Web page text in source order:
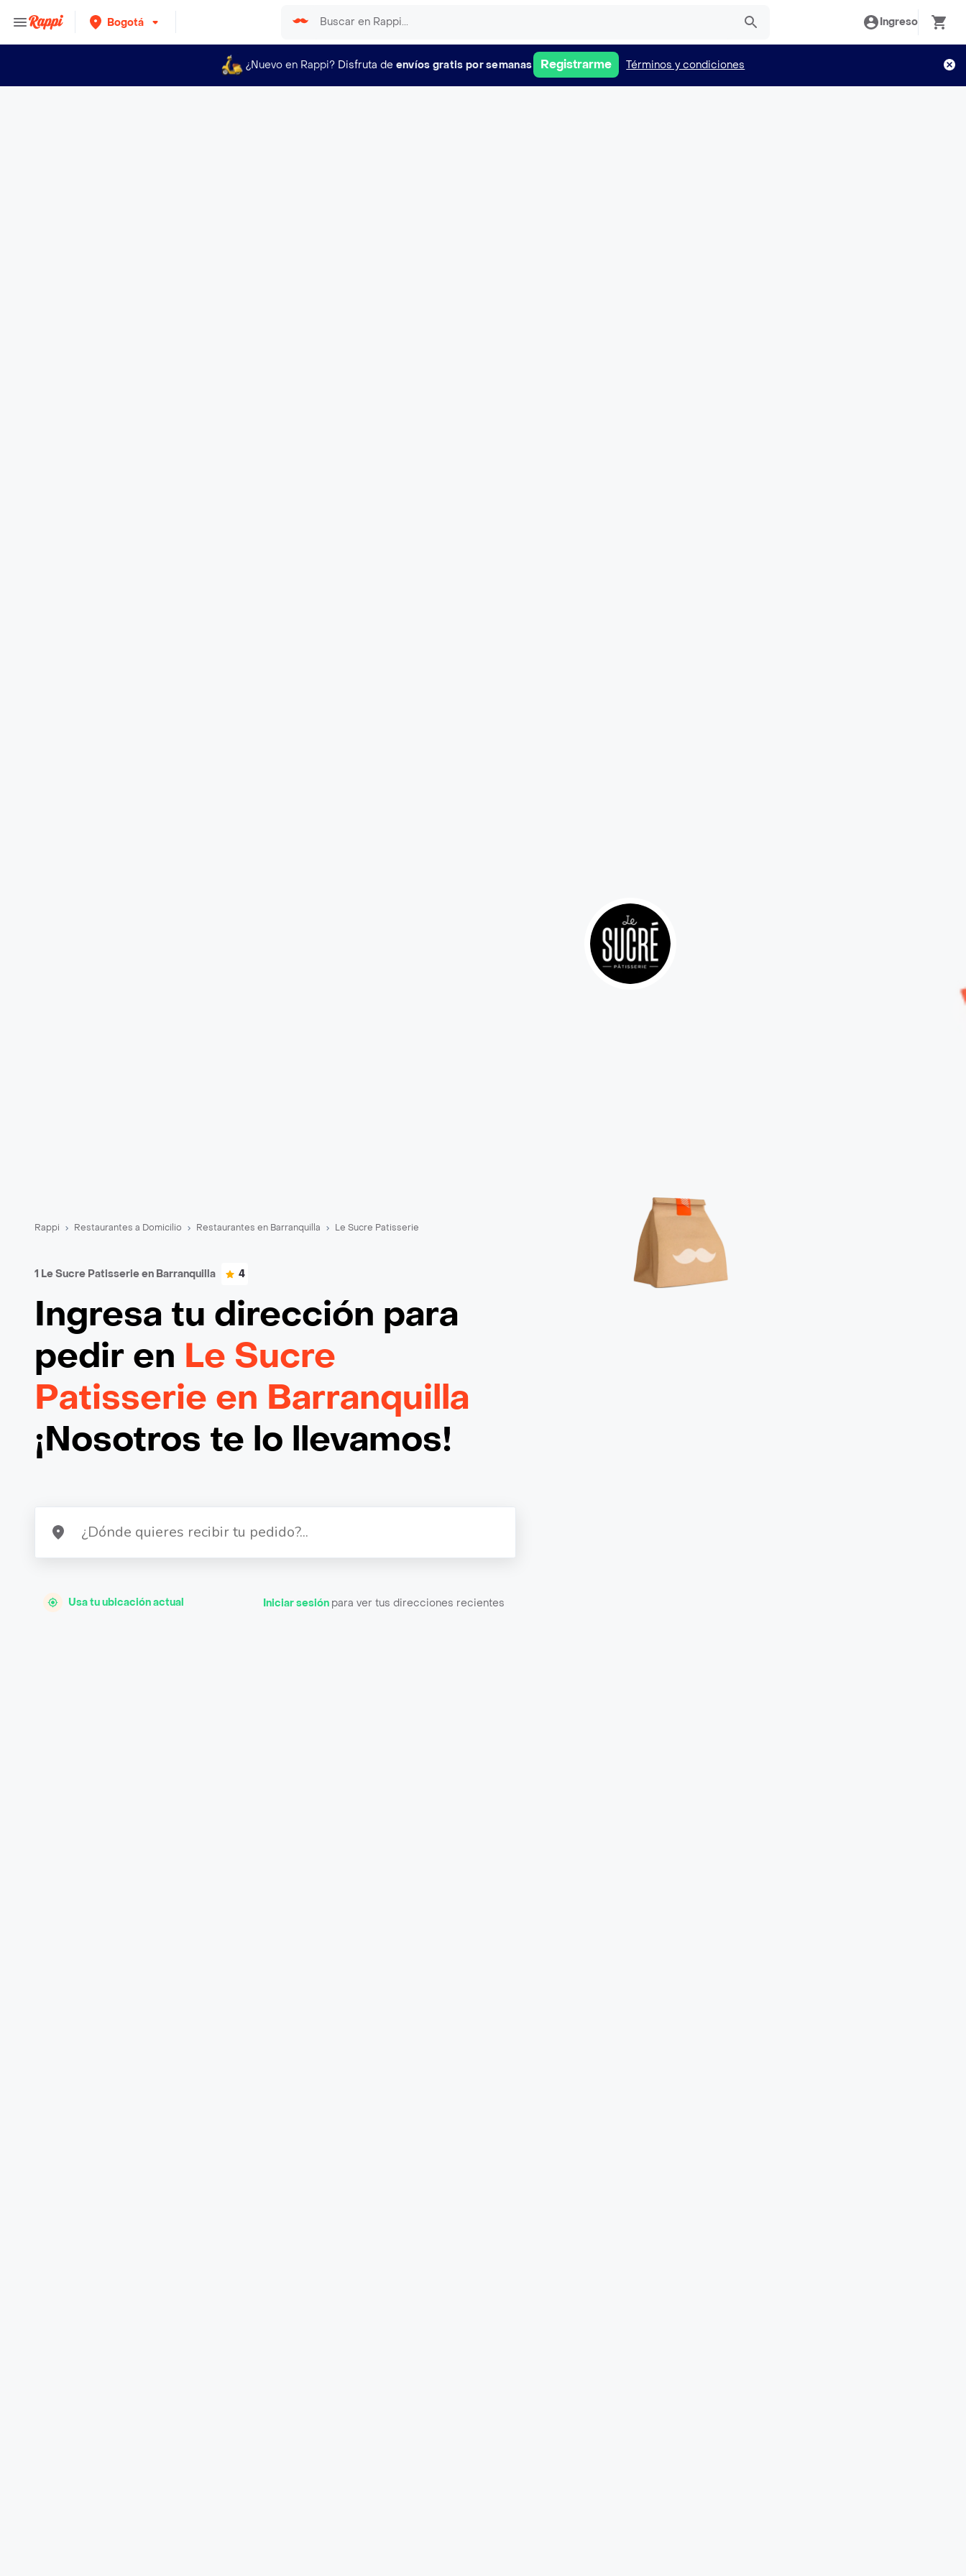
Bogotá Ingreso
¿Nuevo en Rappi? Disfruta de envíos gratis por semanas Registrarme Términos y condiciones
Rappi Restaurantes a Domicilio Restaurantes en Barranquilla Le Sucre Patisserie
1 Le Sucre Patisserie en Barranquilla 4
Ingresa tu dirección para
pedir en Le Sucre
Patisserie en Barranquilla
¡Nosotros te lo llevamos!
Usa tu ubicación actual Iniciar sesión para ver tus direcciones recientes